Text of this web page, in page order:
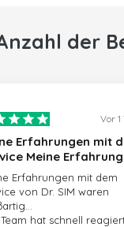
der
Vor 1
Erfahrungen mit
Meine
Service von
waren
Erfahrungen mit dem
von Dr. SIM waren
hat schnell reagiert